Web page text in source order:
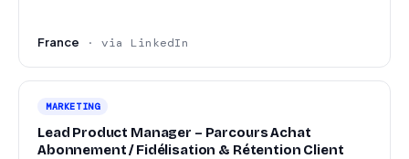
France · via LinkedIn
MARKETING
Lead Product Manager – Parcours Achat
Abonnement / Fidélisation & Rétention Client